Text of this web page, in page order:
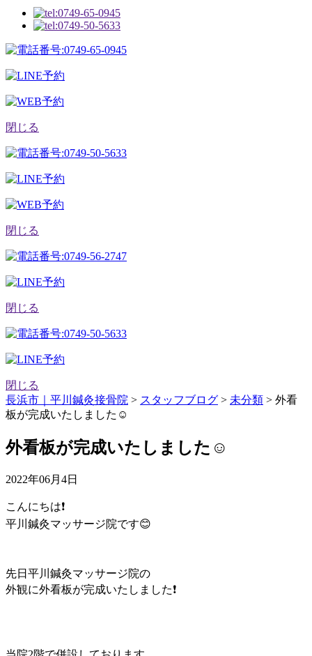
閉じる
閉じる
閉じる
閉じる
長浜市｜平川鍼灸接骨院 > スタッフブログ > 未分類 > 外看
板が完成いたしました☺️
外看板が完成いたしました☺️
2022年06月4日
こんにちは❗️
平川鍼灸マッサージ院です😊
先日平川鍼灸マッサージ院の
外観に外看板が完成いたしました❗️